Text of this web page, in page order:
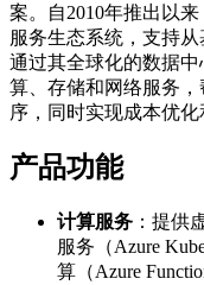
案。自2010年推出以
服务生态系统，支持
通过其全球化的数据
算、存储和网络服务
序，同时实现成本优化
产品功能
计算服务 ：提供
服务（Azure
算（Azure